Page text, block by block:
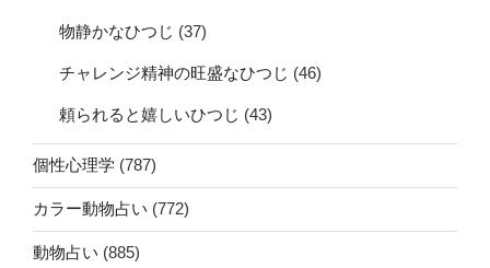
物静かなひつじ (37)
チャレンジ精神の旺盛なひつじ (46)
頼られると嬉しいひつじ (43)
個性心理学 (787)
カラー動物占い (772)
動物占い (885)